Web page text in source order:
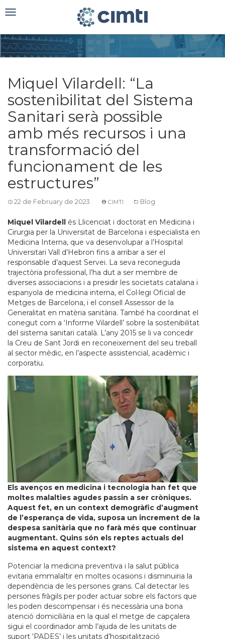
Toggle
Miquel Vilardell: “La
sostenibilitat del Sistema
Sanitari serà possible
amb més recursos i una
transformació del
funcionament de les
estructures”
22 de February de 2023 CIMTI Blog
Miquel Vilardell és Llicenciat i doctorat en Medicina i
Cirurgia per la Universitat de Barcelona i especialista en
Medicina Interna, que va desenvolupar a l’Hospital
Universitari Vall d’Hebron fins a arribar a ser el
responsable d’aquest Servei. La seva reconeguda
trajectòria professional, l’ha dut a ser membre de
diverses associacions i a presidir les societats catalana i
espanyola de medicina interna, el Col·legi Oficial de
Metges de Barcelona, i el consell Assessor de la
Generalitat en matèria sanitària. També ha coordinat el
conegut com a ‘Informe Vilardell’ sobre la sostenibilitat
del sistema sanitari català. L’any 2015 se li va concedir
la Creu de Sant Jordi en reconeixement del seu treball
al sector mèdic, en l’aspecte assistencial, acadèmic i
corporatiu.
Els avenços en medicina i tecnologia han fet que
moltes malalties agudes passin a ser cròniques.
Aquest fet, en un context demogràfic d’augment
de l’esperança de vida, suposa un increment de la
despesa sanitària que no farà més que continuar
augmentant. Quins són els reptes actuals del
sistema en aquest context?
Potenciar la medicina preventiva i la salut pública
evitaria emmalaltir en moltes ocasions i disminuiria la
dependència de les persones grans. Cal detectar les
persones fràgils per poder actuar sobre els factors que
les poden descompensar i és necessària una bona
atenció domiciliària en la qual el metge de capçalera
sigui el coordinador amb l’ajuda de les unitats de
suport ‘PADES’ i les unitats d’hospitalització